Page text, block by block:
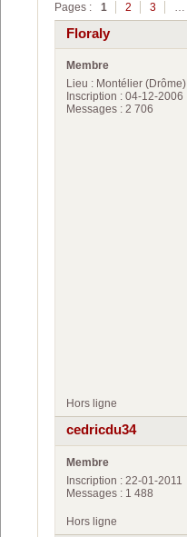
Pages : 1 2 3 …
Floraly
Membre
Lieu : Montélier (Drôme)
Inscription : 04-12-2006
Messages : 2 706
Hors ligne
cedricdu34
Membre
Inscription : 22-01-2011
Messages : 1 488
Hors ligne